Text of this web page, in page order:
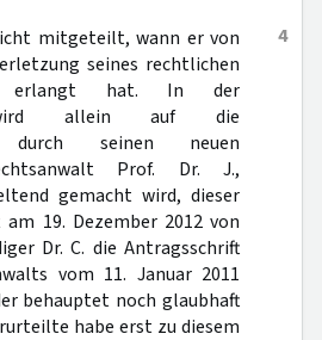
4
mitgeteilt, wann er von
seines rechtlichen
erlangt hat. In der
wird allein auf die
durch seinen neuen
Prof. Dr. J.,
gemacht wird, dieser
19. Dezember 2012 von
Dr. C. die Antragsschrift
vom 11. Januar 2011
behauptet noch glaubhaft
habe erst zu diesem